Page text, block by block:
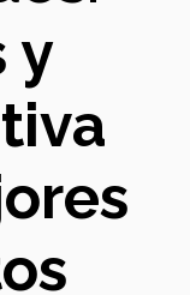
y